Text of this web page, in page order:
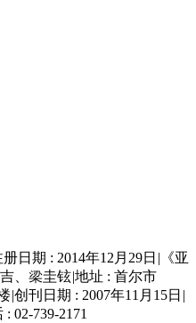
册日期 : 2014年12月29日 | 《亚
、梁圭铉|地址 : 首尔市
|创刊日期 : 2007年11月15日 |
02-739-2171